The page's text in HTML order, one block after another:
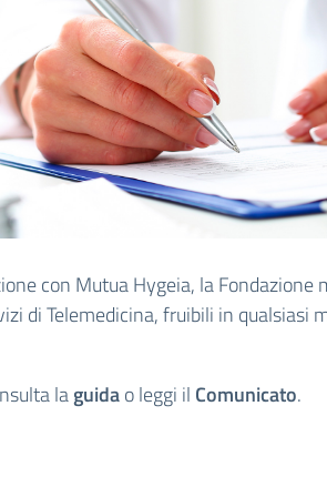
con Mutua Hygeia, la Fondazione
di Telemedicina, fruibili in qualsiasi
laguidao leggi il Comunicato.